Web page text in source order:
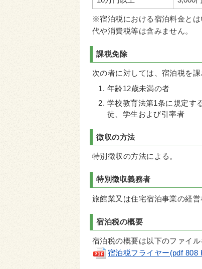
※宿泊税における宿泊料金と
代や消費税等は含みません。
課税免除
次の者に対しては、宿泊税を課
年齢12歳未満の者
学校教育法第1条に規定す
徒、学生および引率者
徴収の方法
特別徴収の方法による。
特別徴収義務者
旅館業又は住宅宿泊事業の経営
宿泊税の概要
宿泊税の概要は以下のファイル
宿泊税フライヤー(pdf 808